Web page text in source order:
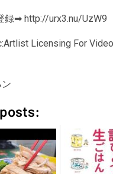
録➡ http://urx3.nu/UzW9
Licensing For Video